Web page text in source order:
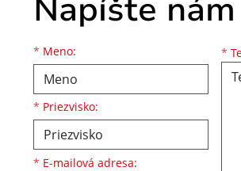
Napíšte nám
* Meno:
Meno
* Priezvisko:
Priezvisko
* E-mailová adresa:
E-mailová adresa *